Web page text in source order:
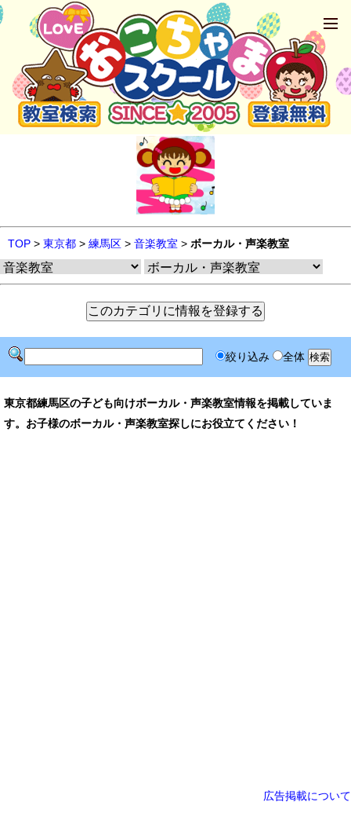
TOP > 東京都 > 練馬区 > 音楽教室 > ボーカル・声楽教室
絞り込み 全体
東京都練馬区の子ども向けボーカル・声楽教室情報を掲載していま
す。お子様のボーカル・声楽教室探しにお役立てください！
広告掲載について